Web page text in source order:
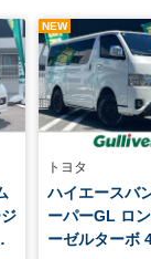
NEW
トヨタ
ハイエースバ
ーパーGL ロ
ーゼルターボ